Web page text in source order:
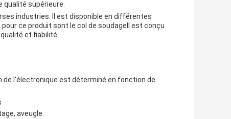
qualité supérieure.
industries. Il est disponible en différentes
ce produit sont le col de soudageIl est conçu
et fiabilité.
l'électronique est déterminé en fonction de
aveugle